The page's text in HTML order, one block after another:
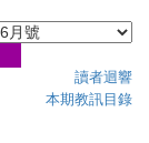
讀者迴響
本期教訊目錄